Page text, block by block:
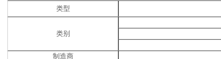
类型
类别
制造商